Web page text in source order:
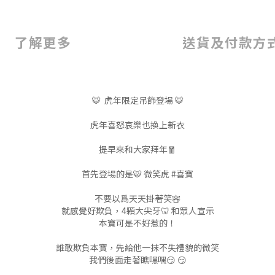
了解更多 送貨及付款方
🐯 虎年限定吊飾登場 🐯
虎年喜怒哀樂也換上新衣
提早來和大家拜年🧧
首先登場的是🐯 微笑虎 #喜寶
不要以爲天天掛著笑容
就感覺好欺負，4顆大尖牙🦷 和眾人宣示
本寶可是不好惹的！
誰敢欺負本寶，先給他一抹不失禮貌的微笑
我們後面走著瞧嘿嘿😏 😏⁡